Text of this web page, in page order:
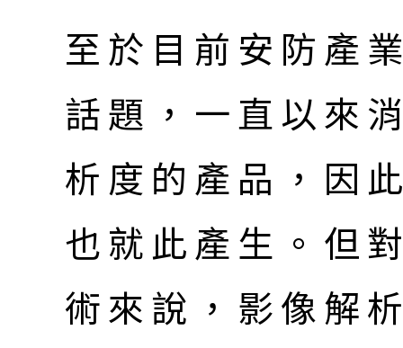
至於目前安防產
話題，一直以來
析度的產品，因
也就此產生。但
術來說，影像解